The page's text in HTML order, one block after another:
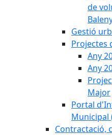
de
Gestió
Projectes
Any
Any
Major
Portal
Municipal
Contractació,